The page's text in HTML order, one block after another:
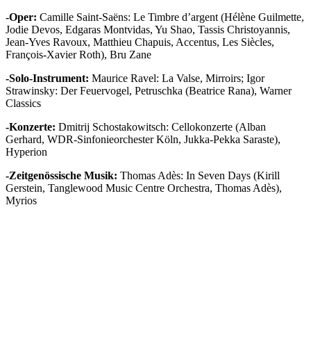
-Oper: Camille Saint-Saëns: Le Timbre d’argent (Hélène Guilmette,
Jodie Devos, Edgaras Montvidas, Yu Shao, Tassis Christoyannis,
Jean-Yves Ravoux, Matthieu Chapuis, Accentus, Les Siècles,
François-Xavier Roth), Bru Zane
-Solo-Instrument: Maurice Ravel: La Valse, Mirroirs; Igor
Strawinsky: Der Feuervogel, Petruschka (Beatrice Rana), Warner
Classics
-Konzerte: Dmitrij Schostakowitsch: Cellokonzerte (Alban
Gerhard, WDR-Sinfonieorchester Köln, Jukka-Pekka Saraste),
Hyperion
-Zeitgenössische Musik: Thomas Adès: In Seven Days (Kirill
Gerstein, Tanglewood Music Centre Orchestra, Thomas Adès),
Myrios